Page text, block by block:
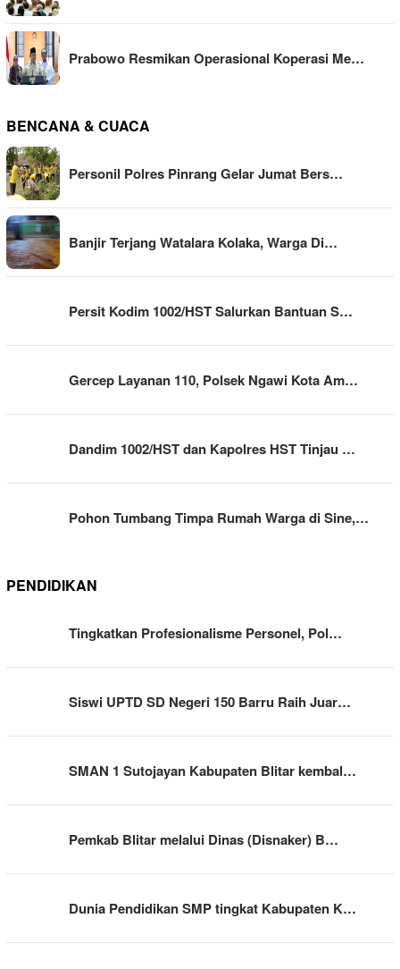
Prabowo Resmikan Operasional Koperasi Me…
BENCANA & CUACA
Personil Polres Pinrang Gelar Jumat Bers…
Banjir Terjang Watalara Kolaka, Warga Di…
Persit Kodim 1002/HST Salurkan Bantuan S…
Gercep Layanan 110, Polsek Ngawi Kota Am…
Dandim 1002/HST dan Kapolres HST Tinjau …
Pohon Tumbang Timpa Rumah Warga di Sine,…
PENDIDIKAN
Tingkatkan Profesionalisme Personel, Pol…
Siswi UPTD SD Negeri 150 Barru Raih Juar…
SMAN 1 Sutojayan Kabupaten Blitar kembal…
Pemkab Blitar melalui Dinas (Disnaker) B…
Dunia Pendidikan SMP tingkat Kabupaten K…